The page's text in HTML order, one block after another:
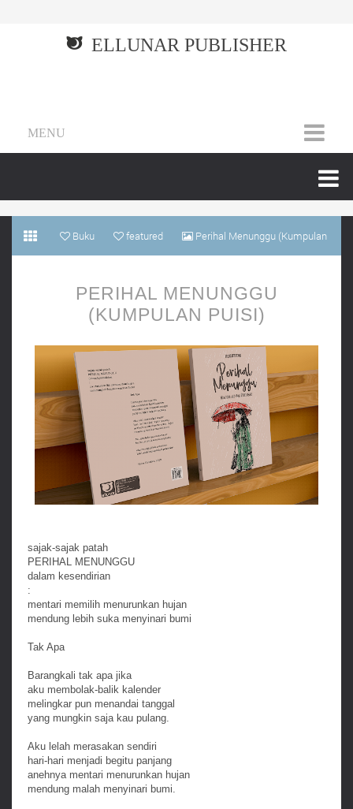
ELLUNAR PUBLISHER
MENU
Buku featured Perihal Menunggu (Kumpulan
PERIHAL MENUNGGU
(KUMPULAN PUISI)
sajak-sajak patah
PERIHAL MENUNGGU
dalam kesendirian
:
mentari memilih menurunkan hujan
mendung lebih suka menyinari bumi
Tak Apa
Barangkali tak apa jika
aku membolak-balik kalender
melingkar pun menandai tanggal
yang mungkin saja kau pulang.
Aku lelah merasakan sendiri
hari-hari menjadi begitu panjang
anehnya mentari menurunkan hujan
mendung malah menyinari bumi.